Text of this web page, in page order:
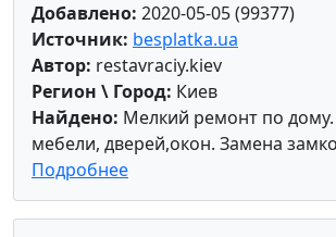
Добавлено: 2020-05-05 (99377)
Источник: besplatka.ua
Автор: restavraciy.kiev
Регион \ Город: Киев
Найдено: Мелкий ремонт по
мебели, дверей,окон. Замена
Подробнее